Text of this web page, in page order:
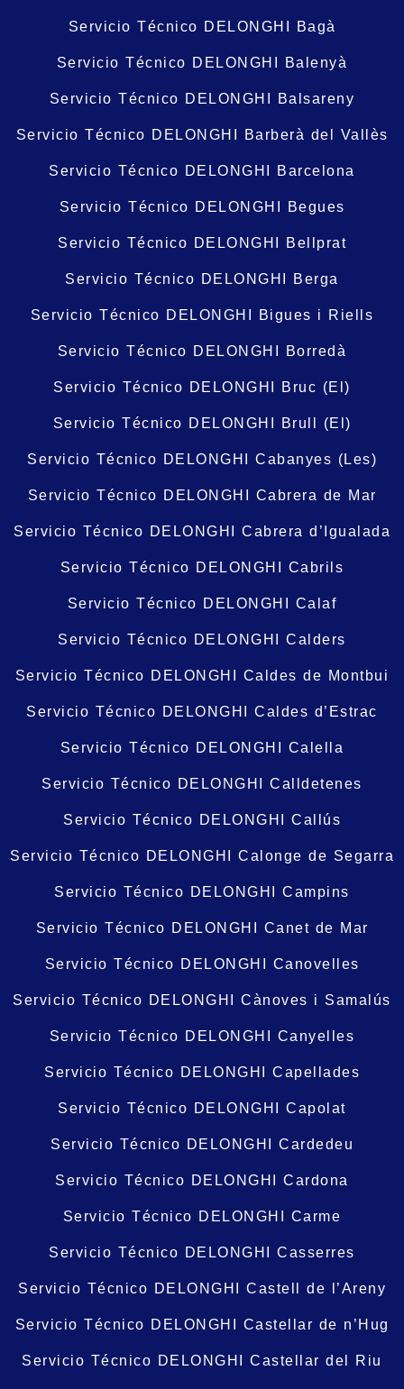
Servicio Técnico DELONGHI Bagà
Servicio Técnico DELONGHI Balenyà
Servicio Técnico DELONGHI Balsareny
Servicio Técnico DELONGHI Barberà del Vallès
Servicio Técnico DELONGHI Barcelona
Servicio Técnico DELONGHI Begues
Servicio Técnico DELONGHI Bellprat
Servicio Técnico DELONGHI Berga
Servicio Técnico DELONGHI Bigues i Riells
Servicio Técnico DELONGHI Borredà
Servicio Técnico DELONGHI Bruc (El)
Servicio Técnico DELONGHI Brull (El)
Servicio Técnico DELONGHI Cabanyes (Les)
Servicio Técnico DELONGHI Cabrera de Mar
Servicio Técnico DELONGHI Cabrera d’Igualada
Servicio Técnico DELONGHI Cabrils
Servicio Técnico DELONGHI Calaf
Servicio Técnico DELONGHI Calders
Servicio Técnico DELONGHI Caldes de Montbui
Servicio Técnico DELONGHI Caldes d’Estrac
Servicio Técnico DELONGHI Calella
Servicio Técnico DELONGHI Calldetenes
Servicio Técnico DELONGHI Callús
Servicio Técnico DELONGHI Calonge de Segarra
Servicio Técnico DELONGHI Campins
Servicio Técnico DELONGHI Canet de Mar
Servicio Técnico DELONGHI Canovelles
Servicio Técnico DELONGHI Cànoves i Samalús
Servicio Técnico DELONGHI Canyelles
Servicio Técnico DELONGHI Capellades
Servicio Técnico DELONGHI Capolat
Servicio Técnico DELONGHI Cardedeu
Servicio Técnico DELONGHI Cardona
Servicio Técnico DELONGHI Carme
Servicio Técnico DELONGHI Casserres
Servicio Técnico DELONGHI Castell de l’Areny
Servicio Técnico DELONGHI Castellar de n’Hug
Servicio Técnico DELONGHI Castellar del Riu